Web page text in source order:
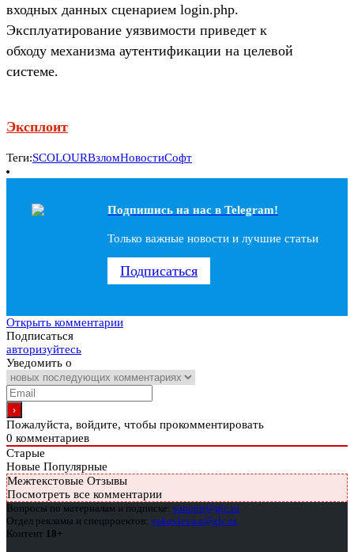
входных данных сценарием login.php.
Эксплуатирование уязвимости приведет к
обходу механизма аутентификации на целевой
системе.
Эксплоит
Теги:SCOLOURВзломНовостиСофт
Подпишись на наc в Telegram!
Только важные новости и лучшие статьи
Подписаться
Открыть комментарии
Подписаться
авторизуйтесь
Уведомить о
Пожалуйста, войдите, чтобы прокомментировать
0 комментариев
Старые
Новые Популярные
Межтекстовые Отзывы
Посмотреть все комментарии
Вопросы по материалам и подписке: support@glc.ru
Отдел рекламы и спецпроектов: yakovleva.a@glc.ru
Контент 18+